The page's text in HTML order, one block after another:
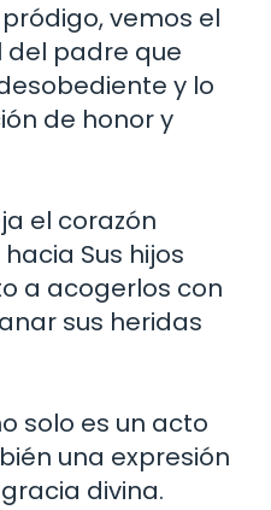
vemos el
padre que
y lo
de honor y
el corazón
Sus hijos
a acogerlos con
sus heridas
solo es un acto
una expresión
divina.